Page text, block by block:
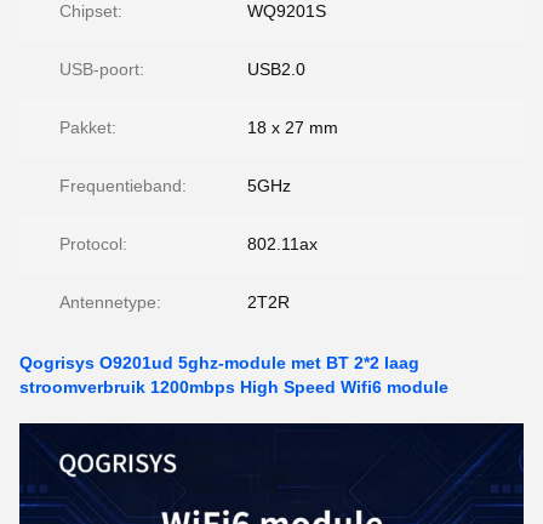
Chipset: WQ9201S
USB-poort: USB2.0
Pakket: 18 x 27 mm
Frequentieband: 5GHz
Protocol: 802.11ax
Antennetype: 2T2R
Qogrisys O9201ud 5ghz-module met BT 2*2 laag
stroomverbruik 1200mbps High Speed Wifi6 module